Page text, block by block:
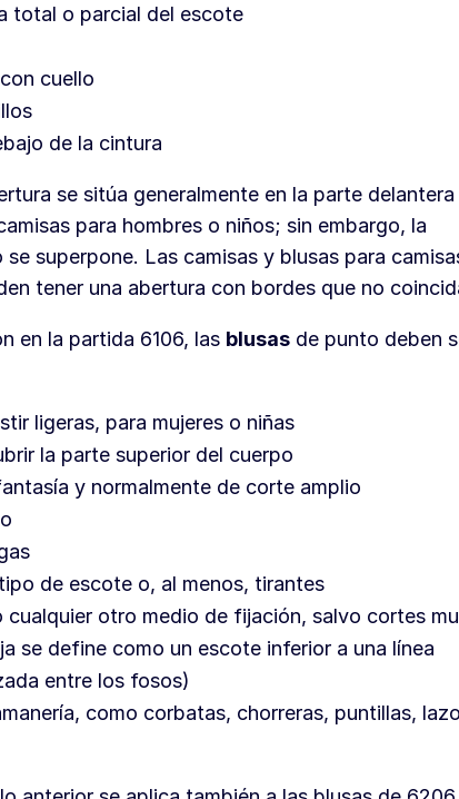
total o parcial del escote
cuello
de la cintura
se sitúa generalmente en la parte
para hombres o niños; sin embargo, la
se superpone. Las camisas y blusas para
tener una abertura con bordes que no
en la partida 6106, las blusas de punto deben
ligeras, para mujeres o niñas
la parte superior del cuerpo
y normalmente de corte amplio
de escote o, al menos, tirantes
cualquier otro medio de fijación, salvo cortes
se define como un escote inferior a una línea
entre los fosos)
como corbatas, chorreras, puntillas,